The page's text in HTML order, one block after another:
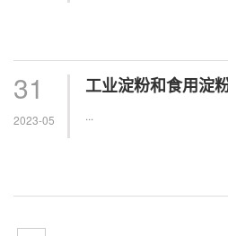
31
2023-05
工业淀粉和食用淀
...